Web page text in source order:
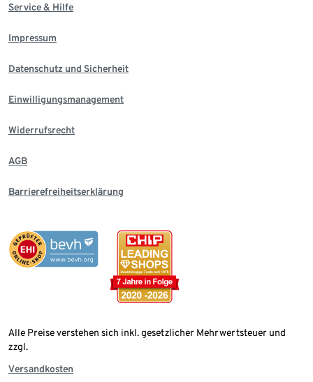
Service & Hilfe
Impressum
Datenschutz und Sicherheit
Einwilligungsmanagement
Widerrufsrecht
AGB
Barrierefreiheitserklärung
Alle Preise verstehen sich inkl. gesetzlicher Mehrwertsteuer und
zzgl.
Versandkosten